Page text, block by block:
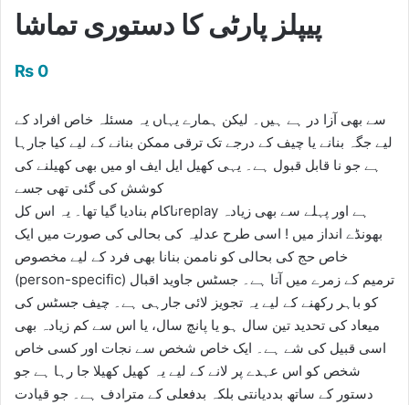
پیپلز پارٹی کا دستوری تماشا
₨ 0
سے بھی آزا در ہے ہیں۔ لیکن ہمارے یہاں یہ مسئلہ خاص افراد کے
لیے جگہ بنانے یا چیف کے درجے تک ترقی ممکن بنانے کے لیے کیا جارہا
ہے جو نا قابل قبول ہے۔ یہی کھیل ایل ایف او میں بھی کھیلنے کی
کوشش کی گئی تھی جسے
ناکام بنادیا گیا تھا۔ یہ اس کلreplay ہے اور پہلے سے بھی زیادہ
بھونڈے انداز میں ! اسی طرح عدلیہ کی بحالی کی صورت میں ایک
خاص حج کی بحالی کو ناممن بنانا بھی فرد کے لیے مخصوص
(person-specific) ترمیم کے زمرے میں آتا ہے۔ جسٹس جاوید اقبال
کو باہر رکھنے کے لیے یہ تجویز لائی جارہی ہے۔ چیف جسٹس کی
میعاد کی تحدید تین سال ہو یا پانچ سال، یا اس سے کم زیادہ بھی
اسی قبیل کی شے ہے۔ ایک خاص شخص سے نجات اور کسی خاص
شخص کو اس عہدے پر لانے کے لیے یہ کھیل کھیلا جا رہا ہے جو
دستور کے ساتھ بددیانتی بلکہ بدفعلی کے مترادف ہے۔ جو قیادت